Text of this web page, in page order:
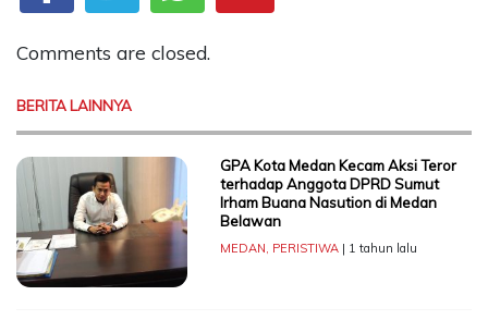
Comments are closed.
BERITA LAINNYA
GPA Kota Medan Kecam Aksi Teror
terhadap Anggota DPRD Sumut
Irham Buana Nasution di Medan
Belawan
MEDAN, PERISTIWA| 1 tahun lalu